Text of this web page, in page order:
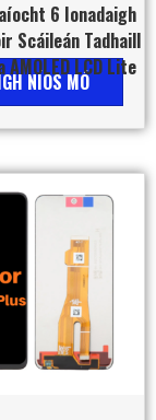
6 Ionadaigh
Scáileán Tadhaill
AMOLED LCD Lite
NÍOS MÓ